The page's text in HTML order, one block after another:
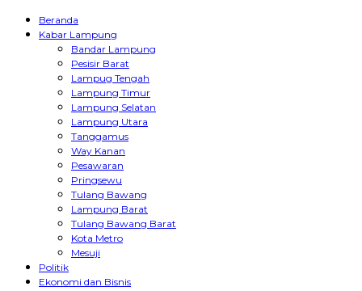
Beranda
Kabar Lampung
Bandar Lampung
Pesisir Barat
Lampug Tengah
Lampung Timur
Lampung Selatan
Lampung Utara
Tanggamus
Way Kanan
Pesawaran
Pringsewu
Tulang Bawang
Lampung Barat
Tulang Bawang Barat
Kota Metro
Mesuji
Politik
Ekonomi dan Bisnis